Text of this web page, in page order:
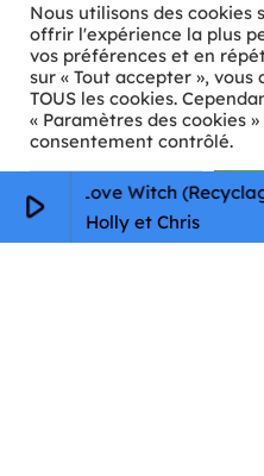
play_arrow
: The Love Witch
Holly et Chris
ℹ️ INFOS PRATIQUES
✉️Contact
🦊Qui sommes-nous ?
📄
Mentions légales
Nous utilisons des cookies
offrir l'expérience la plus
vos préférences et en
sur « Tout accepter »,
TOUS les cookies.
« Paramètres des cookies
consentement contrôlé.
Paramètres Cookie